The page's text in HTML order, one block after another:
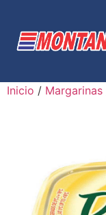
Inicio / Margarinas